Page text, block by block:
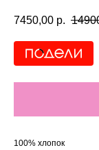
7450,00 р.
100% хлопок